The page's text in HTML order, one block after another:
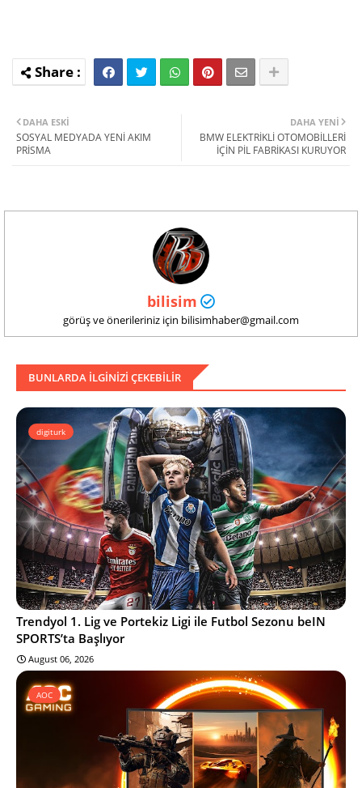
DAHA YENI
BMW ELEKTRİKLİ OTOMOBİLLERİ
İÇİN PİL FABRİKASI KURUYOR
DAHA ESKI
SOSYAL MEDYADA YENİ AKIM
PRİSMA
bilisim
görüş ve önerileriniz için bilisimhaber@gmail.com
BUNLARDA ILGINIZI ÇEKEBILIR
digiturk
Trendyol 1. Lig ve Portekiz Ligi ile Futbol Sezonu beIN
SPORTS’ta Başlıyor
August 06, 2026
AOC